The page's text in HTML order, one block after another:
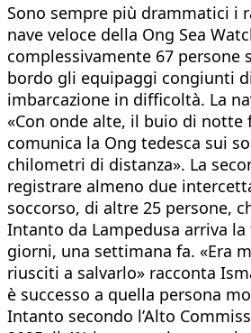
Sono sempre più drammatici i
nave veloce della Ong Sea
complessivamente 67 persone
bordo gli equipaggi congiunti
imbarcazione in difficoltà. La
«Con onde alte, il buio di notte
comunica la Ong tedesca sui
chilometri di distanza». La
registrare almeno due
soccorso, di altre 25 persone,
Intanto da Lampedusa arriva
giorni, una settimana fa. «Era
riusciti a salvarlo» racconta
è successo a quella persona
Intanto secondo l’Alto